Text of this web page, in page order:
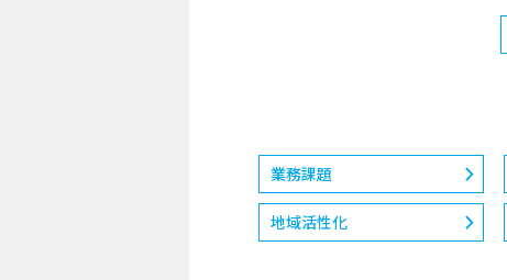
業務課題
地域活性化